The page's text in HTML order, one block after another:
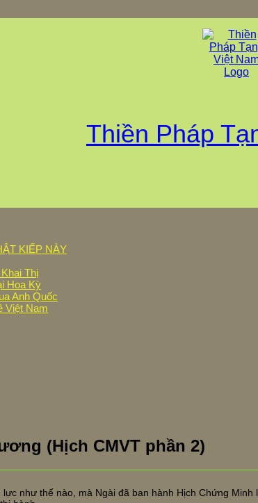
Thiền Pháp
KIẾP NÀY
Thị
Hoa Kỳ
Anh Quốc
Việt Nam
(Hịch CMVT phần 2)
như thế nào, mà Ngài đã ban hành Hịch Chứng Minh